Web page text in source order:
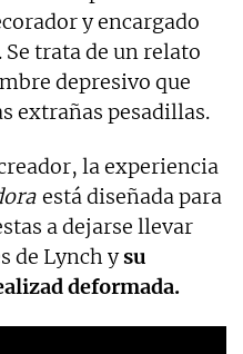
y encargado
Se trata de un relato
depresivo que
extrañas pesadillas.
la experiencia
está diseñada para
a dejarse llevar
de Lynch ysu
deformada.